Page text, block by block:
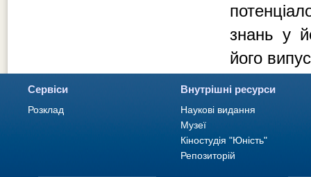
знань у
його
Сервіси
Розклад
Внутрішні ресурси
Наукові видання
Музеї
Кіностудія "Юність"
Репозиторій